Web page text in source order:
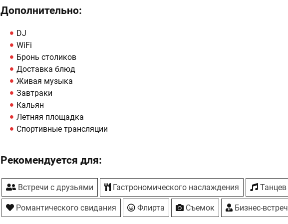
Дополнительно:
DJ
WiFi
Бронь столиков
Доставка блюд
Живая музыка
Завтраки
Кальян
Летняя площадка
Спортивные трансляции
Рекомендуется для:
Встречи с друзьями Гастрономического наслаждения Танцев
Романтического свидания Флирта Съемок Бизнес-встреч